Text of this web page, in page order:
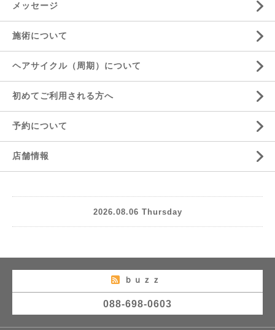
メッセージ
施術について
ヘアサイクル（周期）について
初めてご利用される方へ
予約について
店舗情報
2026.08.06 Thursday
ｂｕｚｚ
088-698-0603